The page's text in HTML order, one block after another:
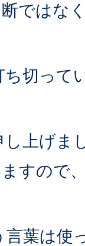
ではな
切って
上げま
すので
葉は使